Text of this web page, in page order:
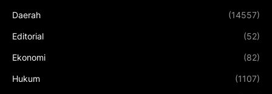
Daerah (14557)
Editorial (52)
Ekonomi (82)
Hukum (1107)